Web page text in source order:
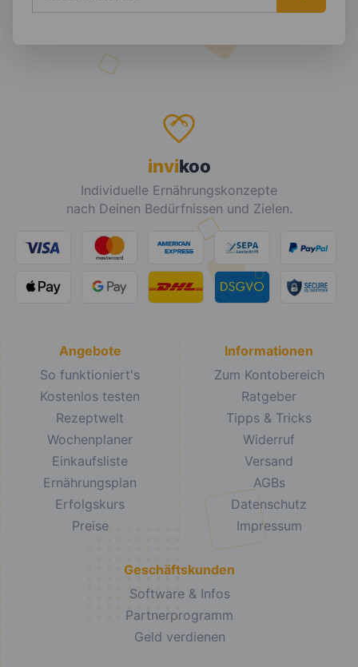
invikoo
Individuelle Ernährungskonzepte
nach Deinen Bedürfnissen und Zielen.
Angebote
So funktioniert's
Kostenlos testen
Rezeptwelt
Wochenplaner
Einkaufsliste
Ernährungsplan
Erfolgskurs
Preise
Informationen
Zum Kontobereich
Ratgeber
Tipps & Tricks
Widerruf
Versand
AGBs
Datenschutz
Impressum
Geschäftskunden
Software & Infos
Partnerprogramm
Geld verdienen